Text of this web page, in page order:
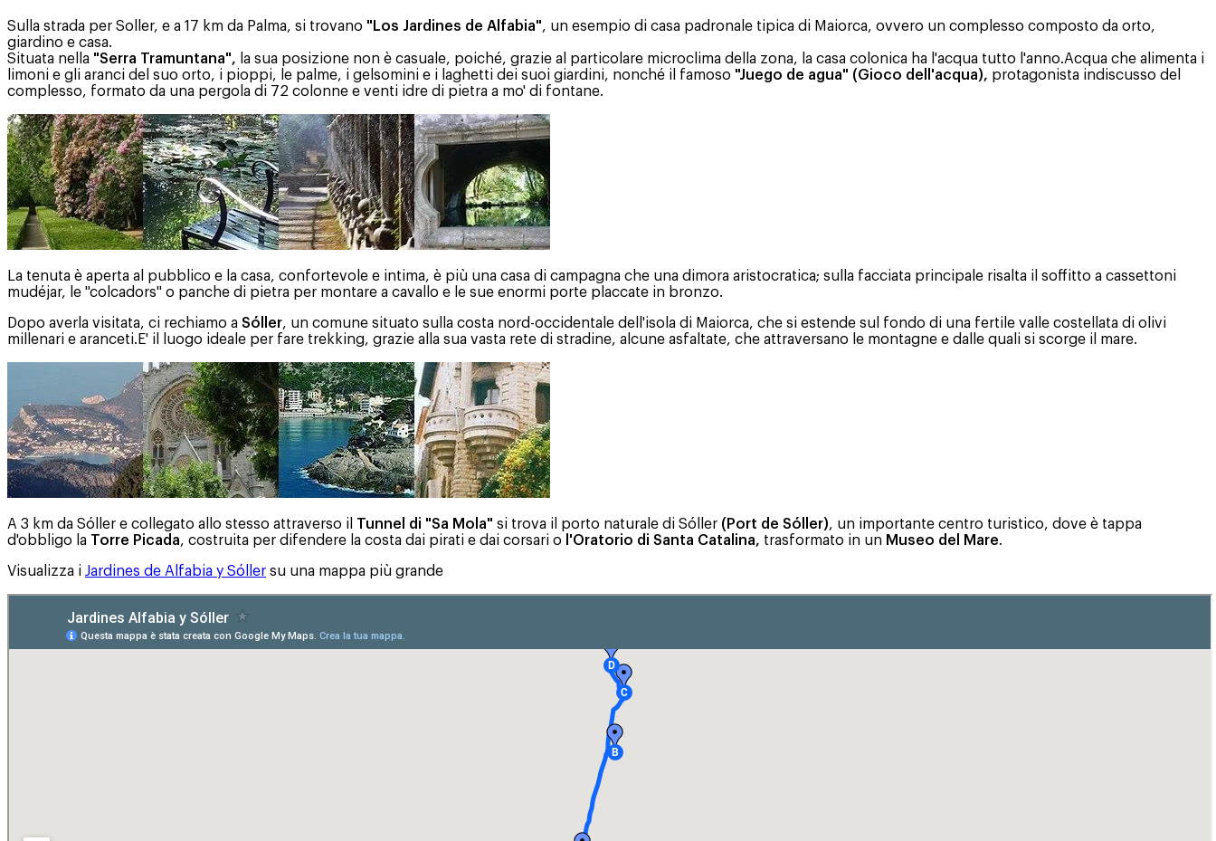
Sulla strada per Soller, e a 17 km da Palma, si trovano "Los Jardines de Alfabia", un esempio di casa padronale tipica di Maiorca, ovvero un complesso composto da orto,
giardino e casa.
Situata nella "Serra Tramuntana", la sua posizione non è casuale, poiché, grazie al particolare microclima della zona, la casa colonica ha l'acqua tutto l'anno.Acqua che alimenta i
limoni e gli aranci del suo orto, i pioppi, le palme, i gelsomini e i laghetti dei suoi giardini, nonché il famoso "Juego de agua" (Gioco dell'acqua), protagonista indiscusso del
complesso, formato da una pergola di 72 colonne e venti idre di pietra a mo' di fontane.
La tenuta è aperta al pubblico e la casa, confortevole e intima, è più una casa di campagna che una dimora aristocratica; sulla facciata principale risalta il soffitto a cassettoni
mudéjar, le "colcadors" o panche di pietra per montare a cavallo e le sue enormi porte placcate in bronzo.
Dopo averla visitata, ci rechiamo a Sóller, un comune situato sulla costa nord-occidentale dell'isola di Maiorca, che si estende sul fondo di una fertile valle costellata di olivi
millenari e aranceti.E' il luogo ideale per fare trekking, grazie alla sua vasta rete di stradine, alcune asfaltate, che attraversano le montagne e dalle quali si scorge il mare.
A 3 km da Sóller e collegato allo stesso attraverso il Tunnel di "Sa Mola" si trova il porto naturale di Sóller (Port de Sóller), un importante centro turistico, dove è tappa
d'obbligo la Torre Picada, costruita per difendere la costa dai pirati e dai corsari o l'Oratorio di Santa Catalina, trasformato in un Museo del Mare.
Visualizza i Jardines de Alfabia y Sóller su una mappa più grande